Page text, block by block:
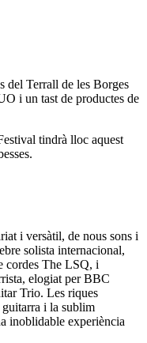
del Terrall de les Borges
i un tast de productes de
tindrà lloc aquest
i versàtil, de nous sons i
solista internacional,
cordes The LSQ, i
elogiat per BBC
Trio. Les riques
i la sublim
inoblidable experiència